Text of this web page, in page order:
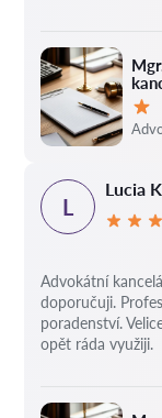
L
Lucia
Advokátní
doporučuji.
poradenství.
opět ráda využiji.